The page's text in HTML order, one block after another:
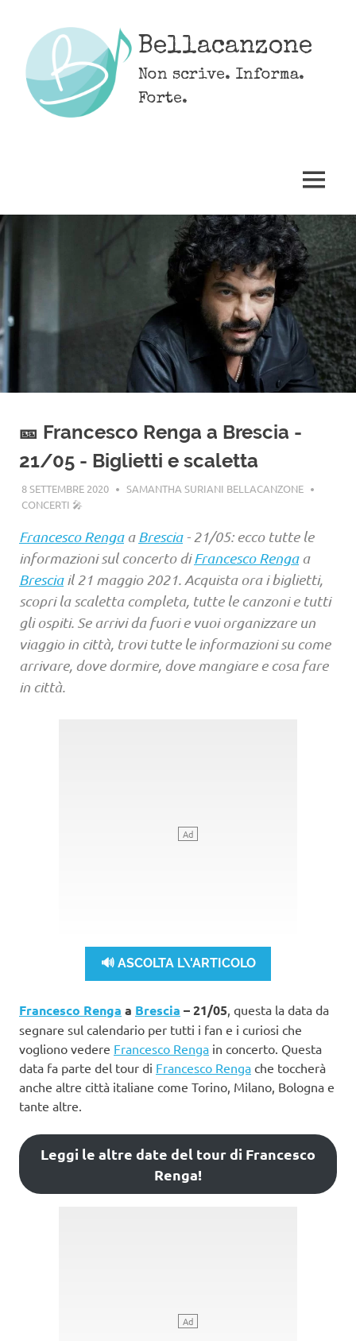
content
Bellacanzone
Non scrive. Informa.
Forte.
MENU
🎫 Francesco Renga a Brescia -
21/05 - Biglietti e scaletta
8 SETTEMBRE 2020
SAMANTHA SURIANI BELLACANZONE
CONCERTI 🎤
Francesco RengaaBrescia- 21/05: ecco tutte le
informazioni sul concerto diFrancesco Rengaa
Bresciail 21 maggio 2021. Acquista ora i biglietti,
scopri la scaletta completa, tutte le canzoni e tutti
gli ospiti. Se arrivi da fuori e vuoi organizzare un
viaggio in città, trovi tutte le informazioni su come
arrivare, dove dormire, dove mangiare e cosa fare
in città.
🔊 ASCOLTA L\'ARTICOLO
Francesco Renga a Brescia – 21/05 , questa la data da
segnare sul calendario per tutti i fan e i curiosi che
vogliono vedere Francesco Renga in concerto. Questa
data fa parte del tour di Francesco Renga che toccherà
anche altre città italiane come Torino, Milano, Bologna e
tante altre.
Leggi le altre date del tour di Francesco
Renga!